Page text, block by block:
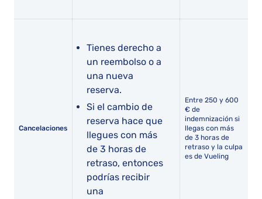
Cancelaciones
Tienes derecho a
un reembolso o a
una nueva
reserva.
Si el cambio de
reserva hace que
llegues con más
de 3 horas de
retraso, entonces
podrías recibir
una
Entre 250 y 600
€ de
indemnización si
llegas con más
de 3 horas de
retraso y la culpa
es de Vueling